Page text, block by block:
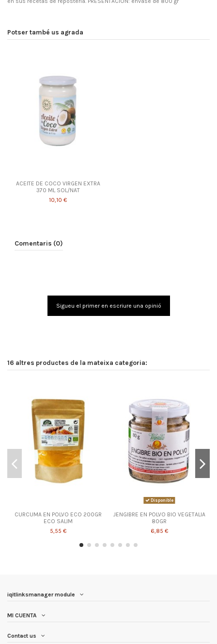
Potser també us agrada
ACEITE DE COCO VIRGEN EXTRA
370 ML SOL/NAT
10,10 €
Comentaris (0)
Sigueu el primer en escriure una opinió
16 altres productes de la mateixa categoria:
CURCUMA EN POLVO ECO 200GR
ECO SALIM
5,55 €
Disponible
JENGIBRE EN POLVO BIO VEGETALIA
80GR
6,85 €
iqitlinksmanager module
MI CUENTA
Contact us